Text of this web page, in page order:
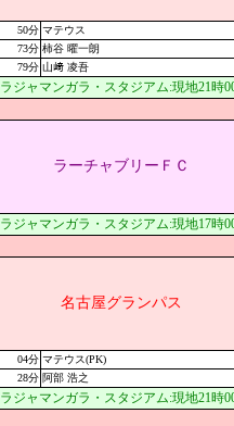
50分 マテウス
73分 柿谷 曜一朗
79分 山﨑 凌吾
ラジャマンガラ・スタジアム:現地21時
ラーチャブリーＦＣ
ラジャマンガラ・スタジアム:現地17時
名古屋グランパス
04分 マテウス(PK)
28分 阿部 浩之
ラジャマンガラ・スタジアム:現地21時